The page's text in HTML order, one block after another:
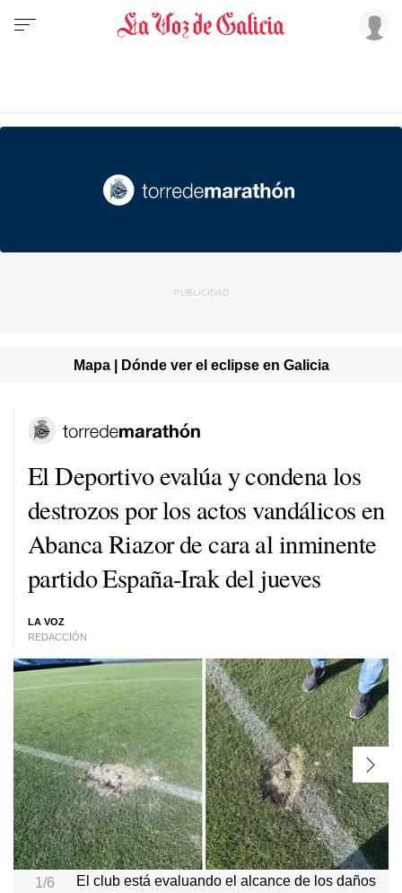
Mapa | Dónde ver el eclipse en Galicia
El Deportivo evalúa y condena los
destrozos por los actos vandálicos en
Abanca Riazor de cara al inminente
partido España-Irak del jueves
LA VOZ
REDACCIÓN
1/6
El club está evaluando el alcance de los daños